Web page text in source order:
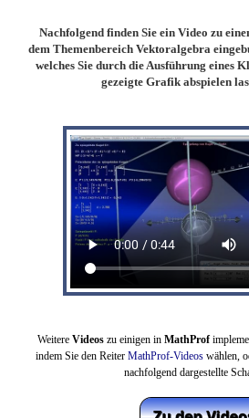
Nachfolgend finden Sie ein Video zu
dem Themenbereich Vektoralgebra
welches Sie durch die Ausführung eines
gezeigte Grafik abspielen
Weitere Videos zu einigen in MathProf
indem Sie den Reiter MathProf-Videos wählen,
nachfolgend dargestellte